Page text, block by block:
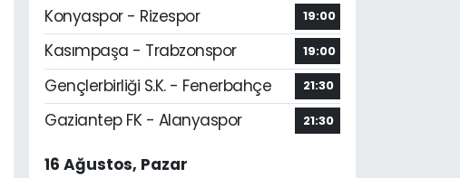
Konyaspor - Rizespor
19:00
Kasımpaşa - Trabzonspor 19:00
Gençlerbirliği S.K. - Fenerbahçe 21:30
Gaziantep FK - Alanyaspor 21:30
16 Ağustos, Pazar